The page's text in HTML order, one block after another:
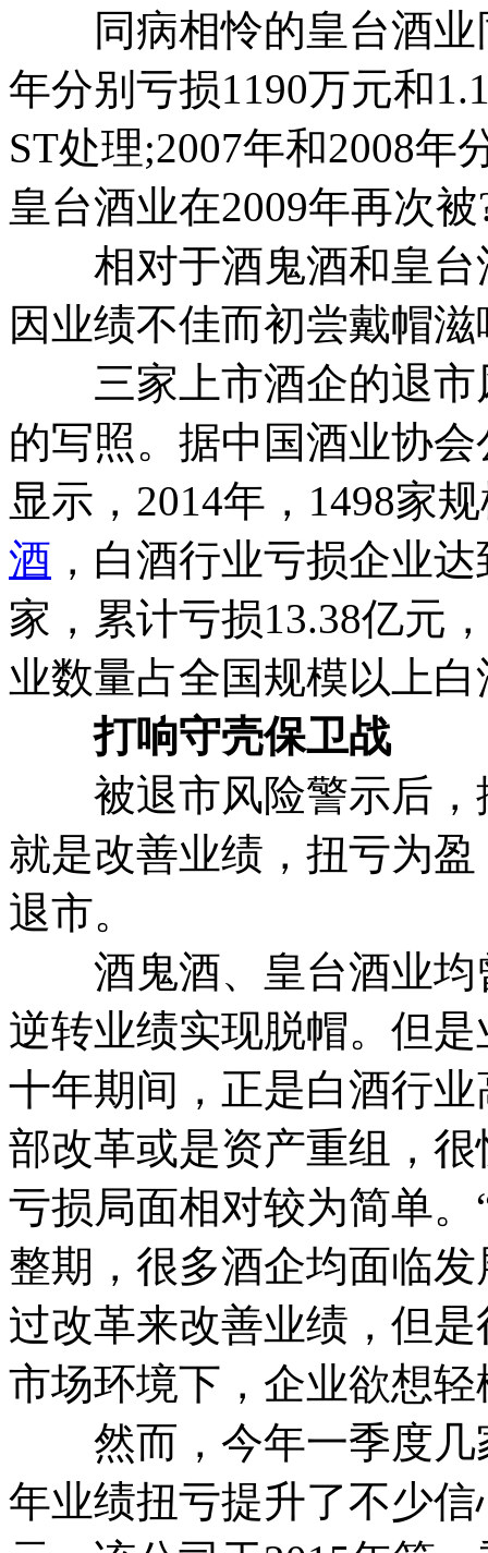
同病相怜的皇台酒业
年分别亏损1190万元和
ST处理;2007年和2008年
皇台酒业在2009年再次
相对于酒鬼酒和皇台
因业绩不佳而初尝戴帽滋
三家上市酒企的退市
的写照。据中国酒业协
显示，2014年，1498家
酒 ，白酒行业亏损企业
家，累计亏损13.38亿元
业数量占全国规模以上
打响守壳保卫战
被退市风险警示后，
就是改善业绩，扭亏为
退市。
酒鬼酒、皇台酒业均
逆转业绩实现脱帽。但
十年期间，正是白酒行
部改革或是资产重组，
亏损局面相对较为简单
整期，很多酒企均面临
过改革来改善业绩，但
市场环境下，企业欲想
然而，今年一季度几
年业绩扭亏提升了不少